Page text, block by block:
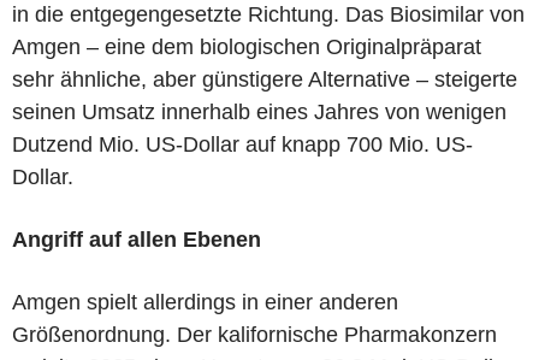
in die entgegengesetzte Richtung. Das Biosimilar von
Amgen – eine dem biologischen Originalpräparat
sehr ähnliche, aber günstigere Alternative – steigerte
seinen Umsatz innerhalb eines Jahres von wenigen
Dutzend Mio. US-Dollar auf knapp 700 Mio. US-
Dollar.
Angriff auf allen Ebenen
Amgen spielt allerdings in einer anderen
Größenordnung. Der kalifornische Pharmakonzern